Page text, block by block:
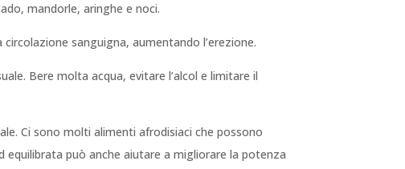
mandorle, aringhe e noci.
sanguigna, aumentando l’erezione.
Bere molta acqua, evitare l’alcol e limitare il
Ci sono molti alimenti afrodisiaci che possono
equilibrata può anche aiutare a migliorare la potenza